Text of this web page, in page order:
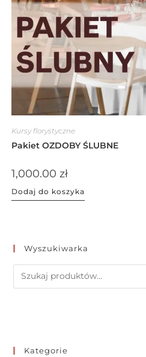
Kursy florystyczne
Pakiet OZDOBY ŚLUBNE
1,000.00 zł
Dodaj do koszyka
Wyszukiwarka
Kategorie